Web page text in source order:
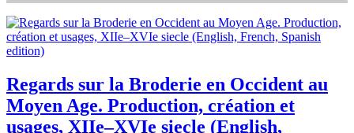
Regards sur la Broderie en Occident au
Moyen Age. Production, création et
usages, XIIe–XVIe siecle (English,